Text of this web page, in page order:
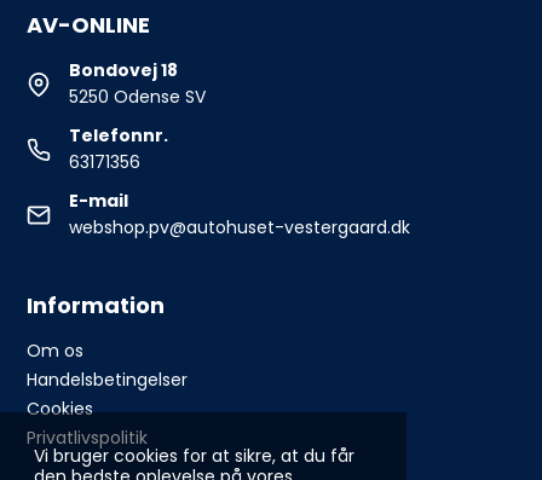
Vi bruger cookies for at sikre, at du får
AV-ONLINE
Bondovej 18
5250 Odense SV
Telefonnr.
63171356
E-mail
webshop.pv@autohuset-vestergaard.dk
Information
Om os
Handelsbetingelser
Cookies
Privatlivspolitik